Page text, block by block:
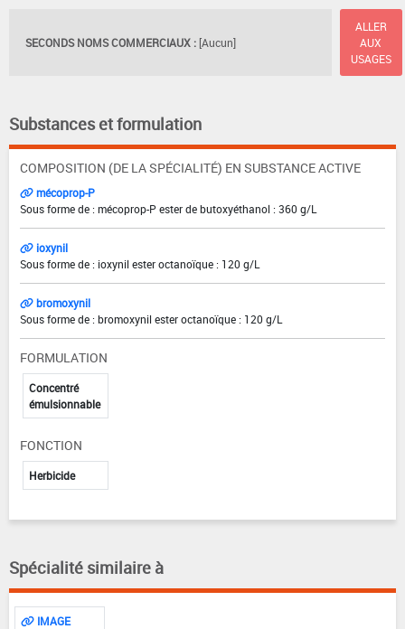
SECONDS NOMS COMMERCIAUX : [Aucun]
ALLER
AUX
USAGES
Substances et formulation
COMPOSITION (DE LA SPÉCIALITÉ) EN SUBSTANCE ACTIVE
mécoprop-P
Sous forme de : mécoprop-P ester de butoxyéthanol : 360 g/L
ioxynil
Sous forme de : ioxynil ester octanoïque : 120 g/L
bromoxynil
Sous forme de : bromoxynil ester octanoïque : 120 g/L
FORMULATION
Concentré
émulsionnable
FONCTION
Herbicide
Spécialité similaire à
IMAGE